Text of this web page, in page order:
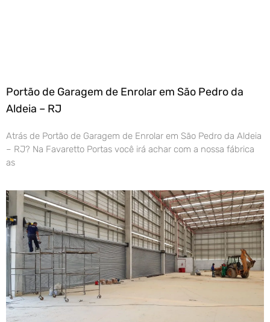
Portão de Garagem de Enrolar em São Pedro da
Aldeia – RJ
Atrás de Portão de Garagem de Enrolar em São Pedro da Aldeia
– RJ? Na Favaretto Portas você irá achar com a nossa fábrica
as